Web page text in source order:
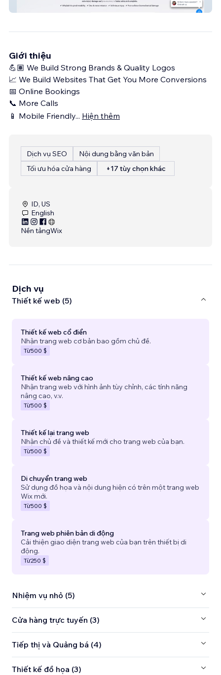
Saratoga Chiro
Giới thiệu
💪🏽 We Build Strong Brands & Quality Logos
📈 We Build Websites That Get You More Conversions
📅 Online Bookings
📞 More Calls
📱 Mobile Friendly... Hiện thêm
Dịch vụ SEO
Nội dung bằng văn bản
Tối ưu hóa cửa hàng
+17 tùy chọn khác
ID, US
English
Nền tảngWix
Dịch vụ
Thiết kế web (5)
Thiết kế web cổ điển
Nhận trang web cơ bản bao gồm chủ đề.
Từ500 $
Thiết kế web nâng cao
Nhận trang web với hình ảnh tùy chỉnh, các tính năng
nâng cao, v.v.
Từ500 $
Thiết kế lại trang web
Nhận chủ đề và thiết kế mới cho trang web của bạn.
Từ500 $
Di chuyển trang web
Sử dụng đồ họa và nội dung hiện có trên một trang web
Wix mới.
Từ500 $
Trang web phiên bản di động
Cải thiện giao diện trang web của bạn trên thiết bị di
động.
Từ250 $
Nhiệm vụ nhỏ (5)
Cửa hàng trực tuyến (3)
Tiếp thị và Quảng bá (4)
Thiết kế đồ họa (3)